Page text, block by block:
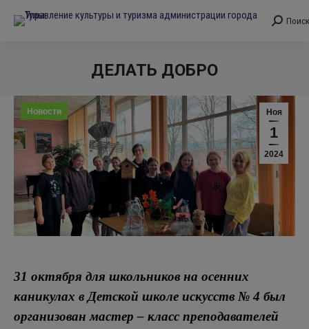
Поиск:
Поиск
ДЕЛАТЬ ДОБРО
Ноя
1
2024
Новости
31 октября для школьников на осенних
каникулах в Детской школе искусств № 4 был
организован мастер – класс преподавателей